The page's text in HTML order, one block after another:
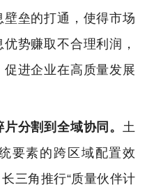
垒的打通，使得市场
势赚取不合理利润，
进企业在高质量发展
分割到全域协同。 土
要素的跨区域配置效
三角推行“质量伙伴计